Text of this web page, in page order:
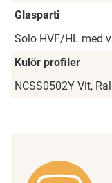
Glasparti
Solo HVF/HL med
Kulör profiler
NCSS0502Y Vit,